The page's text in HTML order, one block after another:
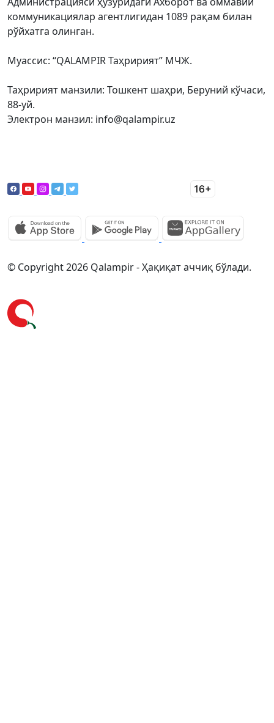
коммуникациялар агентлигидан 1089 рақам билан
рўйхатга олинган.
Муассис: “QALAMPIR Таҳририят” МЧЖ.
Таҳририят манзили: Тошкент шаҳри, Беруний кўчаси,
88-уй.
Электрон манзил: info@qalampir.uz
© Copyright 2026 Qalampir - Ҳақиқат аччиқ бўлади.